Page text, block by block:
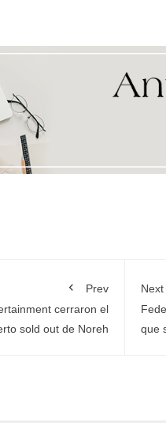
Prev
cerraron el
sold out de Noreh
Next
que